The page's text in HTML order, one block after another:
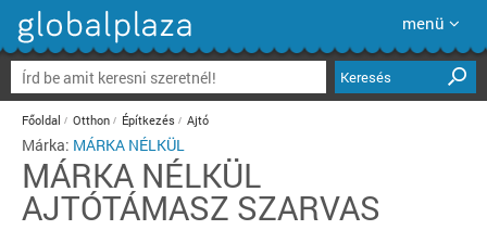
menü
Keresés
Főoldal Otthon Építkezés Ajtó
Márka: MÁRKA NÉLKÜL
MÁRKA NÉLKÜL
AJTÓTÁMASZ SZARVAS